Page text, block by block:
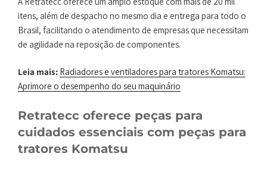
itens, além de despacho no mesmo dia e entrega para todo o
Brasil, facilitando o atendimento de empresas que necessitam
de agilidade na reposição de componentes.
Leia mais: Radiadores e ventiladores para tratores Komatsu:
Aprimore o desempenho do seu maquinário
Retratecc oferece peças para
cuidados essenciais com peças para
tratores Komatsu